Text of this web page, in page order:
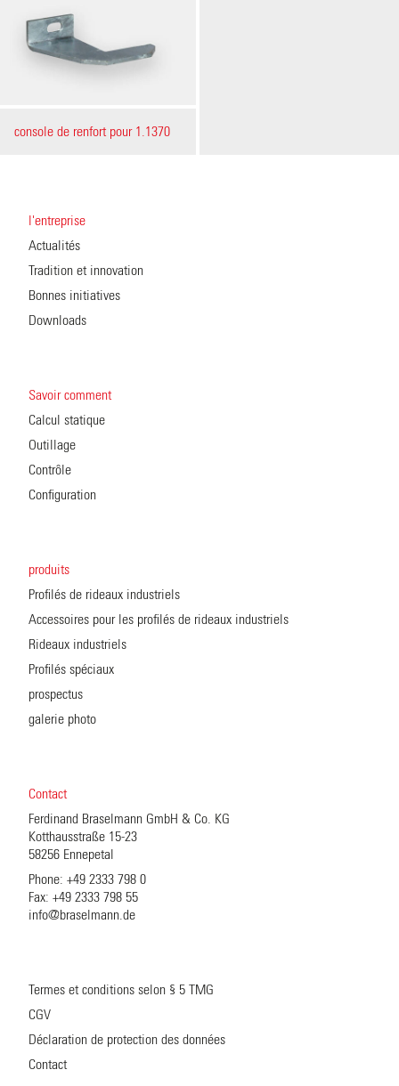
console de renfort pour 1.1370
l'entreprise
Actualités
Tradition et innovation
Bonnes initiatives
Downloads
Savoir comment
Calcul statique
Outillage
Contrôle
Configuration
produits
Profilés de rideaux industriels
Accessoires pour les profilés de rideaux industriels
Rideaux industriels
Profilés spéciaux
prospectus
galerie photo
Contact
Ferdinand Braselmann GmbH & Co. KG
Kotthausstraße 15-23
58256 Ennepetal
Phone: +49 2333 798 0
Fax: +49 2333 798 55
info@braselmann.de
Termes et conditions selon § 5 TMG
CGV
Déclaration de protection des données
Contact